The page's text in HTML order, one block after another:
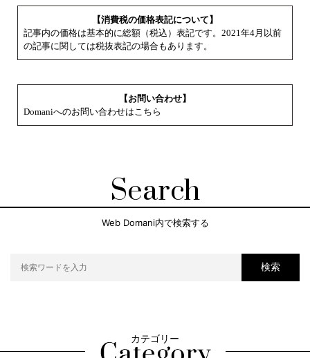
【消費税の価格表記について】
記事内の価格は基本的に総額（税込）表記です。2021年4月以前
の記事に関しては税抜表記の場合もあります。
【お問い合わせ】
Domaniへのお問い合わせはこちら
Search
Web Domani内で検索する
検索
カテゴリー